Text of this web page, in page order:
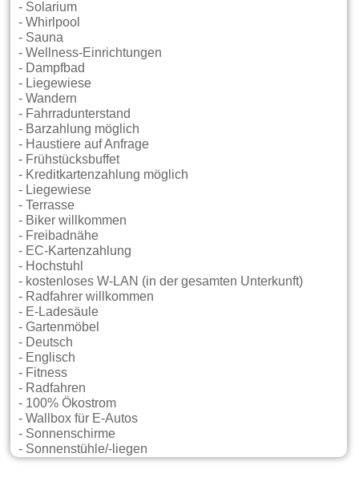
- Solarium
- Whirlpool
- Sauna
- Wellness-Einrichtungen
- Dampfbad
- Liegewiese
- Wandern
- Fahrradunterstand
- Barzahlung möglich
- Haustiere auf Anfrage
- Frühstücksbuffet
- Kreditkartenzahlung möglich
- Liegewiese
- Terrasse
- Biker willkommen
- Freibadnähe
- EC-Kartenzahlung
- Hochstuhl
- kostenloses W-LAN (in der gesamten Unterkunft)
- Radfahrer willkommen
- E-Ladesäule
- Gartenmöbel
- Deutsch
- Englisch
- Fitness
- Radfahren
- 100% Ökostrom
- Wallbox für E-Autos
- Sonnenschirme
- Sonnenstühle/-liegen